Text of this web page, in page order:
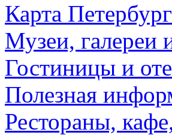
Карта
Музеи, галереи
Гостиницы и
Полезная
Рестораны,